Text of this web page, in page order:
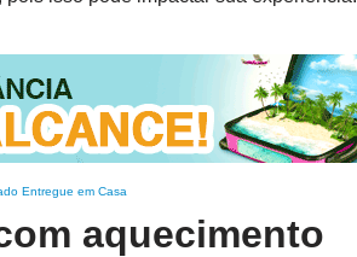
Entregue em Casa
aquecimento